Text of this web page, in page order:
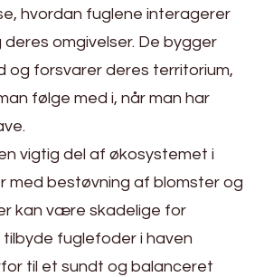
hvordan fuglene interagerer
omgivelser. De bygger
og forsvarer deres territorium,
følge med i, når man har
vigtig del af økosystemet i
med bestøvning af blomster og
kan være skadelige for
fuglefoder i haven
til et sundt og balanceret